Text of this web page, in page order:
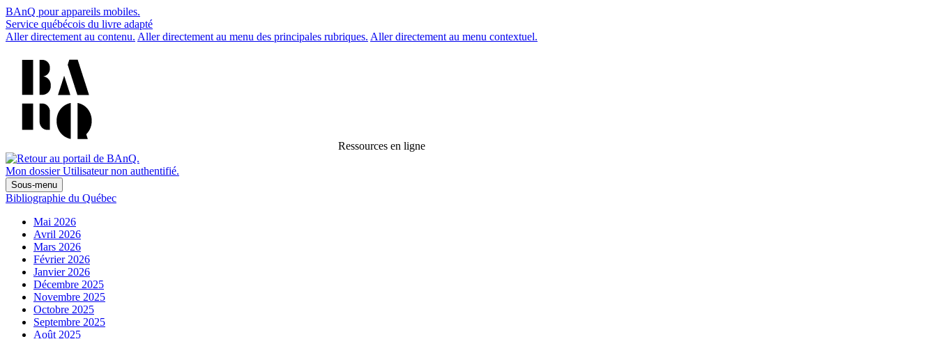
BAnQ pour appareils mobiles.
Service québécois du livre adapté
Aller directement au contenu. Aller directement au menu des principales rubriques. Aller directement au menu contextuel.
Ressources en ligne
Mon dossier Utilisateur non authentifié.
Sous-menu
Bibliographie du Québec
Mai 2026
Avril 2026
Mars 2026
Février 2026
Janvier 2026
Décembre 2025
Novembre 2025
Octobre 2025
Septembre 2025
Août 2025